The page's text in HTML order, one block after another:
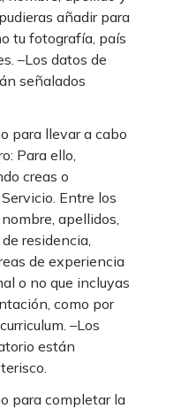
añadir para
tu fotografía, país
–Los datos de
señalados
para llevar a cabo
Para ello,
creas o
Entre los
apellidos,
residencia,
de experiencia
o no que incluyas
como por
–Los
están
para completar la